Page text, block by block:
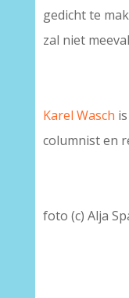
gedicht te
zal niet
Karel Wasch
columnist en
foto (c) Alja